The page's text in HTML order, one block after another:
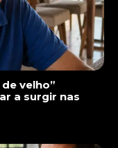
velho”
a surgir nas